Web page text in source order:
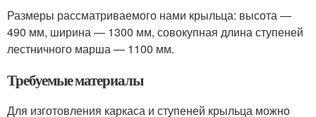
Размеры рассматриваемого нами крыльца: высота —
490 мм, ширина — 1300 мм, совокупная длина ступеней
лестничного марша — 1100 мм.
Требуемые материалы
Для изготовления каркаса и ступеней крыльца можно